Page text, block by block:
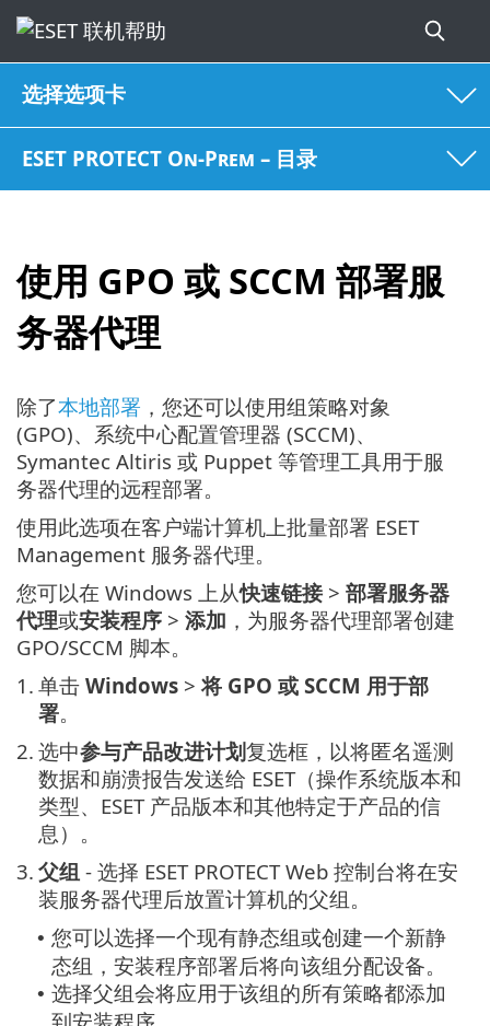
选择选项卡
ESET PROTECT On-Prem – 目录
使用 GPO 或 SCCM 部署服
务器代理
除了本地部署 ，您还可以使用组策略对象
(GPO)、系统中心配置管理器 (SCCM)、
Symantec Altiris 或 Puppet 等管理工具用于服
务器代理的远程部署。
使用此选项在客户端计算机上批量部署 ESET
Management 服务器代理。
您可以在 Windows 上从快速链接 > 部署服务器
代理或安装程序 > 添加 ，为服务器代理部署创建
GPO/SCCM 脚本。
1. 单击 Windows >将 GPO 或 SCCM 用于部
署。
2. 选中参与产品改进计划复选框，以将匿名遥测
数据和崩溃报告发送给 ESET（操作系统版本和
类型、ESET 产品版本和其他特定于产品的信
息）。
3. 父组 - 选择 ESET PROTECT Web 控制台将在安
装服务器代理后放置计算机的父组。
• 您可以选择一个现有静态组或创建一个新静
态组，安装程序部署后将向该组分配设备。
• 选择父组会将应用于该组的所有策略都添加